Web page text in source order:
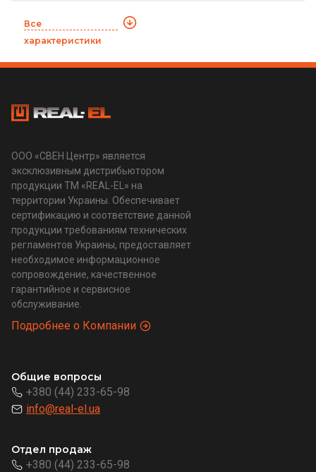
Все
характеристики
ООО «СВЕН Центр» является
эксклюзивным дистрибьютором
продукции ТМ «REAL-EL» на
территории Украины. Обеспечивает
сертификацию и соответствие данной
продукции требованиям технических
регламентов Украины, предоставляет
необходимое информационное
сопровождение, качественное
гарантийное и сервисное
обслуживание.
Подробнее о Компании
Общие вопросы
+380 (44) 233-65-98
info@real-el.ua
Отдел продаж
+380 (44) 233-65-98